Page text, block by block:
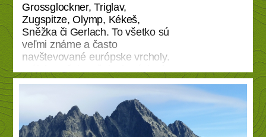
Grossglockner, Triglav,
Zugspitze, Olymp, Kékeš,
Sněžka či Gerlach. To všetko sú
veľmi známe a často
navštevované európske vrcholy.
sú Kneiff, Aukštojas, Halti,
Hvannadalshnjúkur alebo
Vaalserberg. A čo majú vlastne
všetky tieto miesta spoločné?
Každé z nich je najvyšším